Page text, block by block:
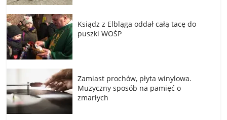
Ksiądz z Elbląga oddał całą tacę do
puszki WOŚP
Zamiast prochów, płyta winylowa.
Muzyczny sposób na pamięć o
zmarłych